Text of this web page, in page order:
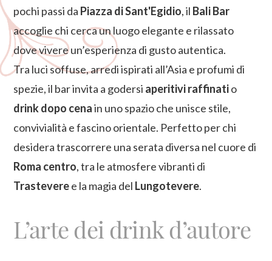
pochi passi da Piazza di Sant'Egidio, il Bali Bar
accoglie chi cerca un luogo elegante e rilassato
dove vivere un’esperienza di gusto autentica.
Tra luci soffuse, arredi ispirati all’Asia e profumi di
spezie, il bar invita a godersi aperitivi raffinatio
drink dopo cenain uno spazio che unisce stile,
convivialità e fascino orientale. Perfetto per chi
desidera trascorrere una serata diversa nel cuore di
Roma centro, tra le atmosfere vibranti di
Trasteveree la magia del Lungotevere.
L’arte dei drink d’autore